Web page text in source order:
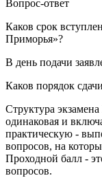
Вопрос-ответ
Каков срок
Приморья»?
В день подачи
Каков порядок
Структура
одинаковая и
практическую -
вопросов, на
Проходной балл -
вопросов.